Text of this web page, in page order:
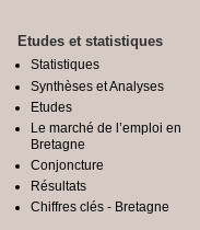
Etudes et statistiques
Statistiques
Synthèses et Analyses
Etudes
Le marché de l’emploi en
Bretagne
Conjoncture
Résultats
Chiffres clés - Bretagne